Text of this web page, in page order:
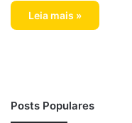
Leia mais »
Posts Populares